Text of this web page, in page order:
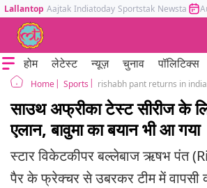
Lallantop Aajtak Indiatoday Sportstak Newstak
होम लेटेस्ट न्यूज़ चुनाव पॉलिटिक्स
Home Sports
साउथ अफ्रीका टेस्ट सीरीज के
एलान, बावुमा का बयान भी आ गया
स्टार विकेटकीपर बल्लेबाज ऋषभ पंत
पैर के फ्रेक्चर से उबरकर टीम में वापसी